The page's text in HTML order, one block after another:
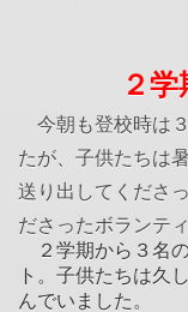
２
今朝も登校時は
たが、子供たちは
送り出してくださ
ださったボランテ
２学期から３名
ト。子供たちは久
んでいました。